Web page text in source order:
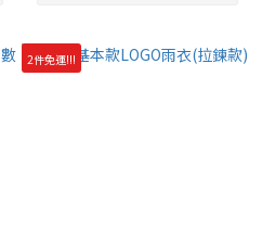
2件免運!!!